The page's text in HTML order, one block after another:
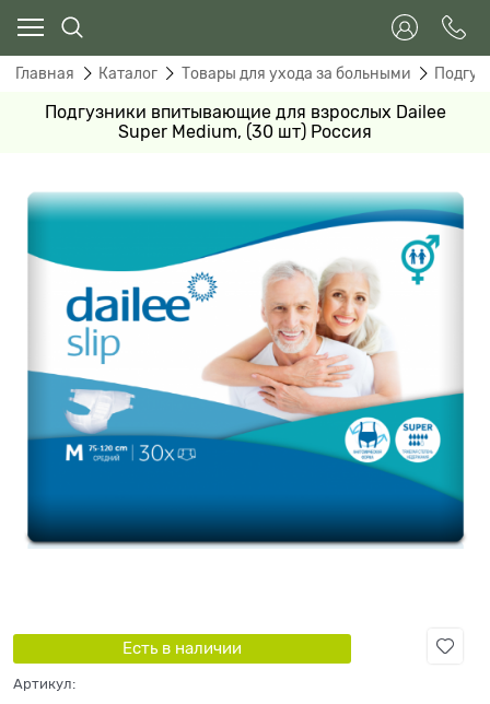
Главная Каталог Товары для ухода за больными
Подгузники впитывающие для взрослых Dailee
Super Medium, (30 шт) Россия
Есть в наличии
Артикул: